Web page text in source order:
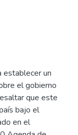
establecer un
el gobierno
que este
bajo el
en el